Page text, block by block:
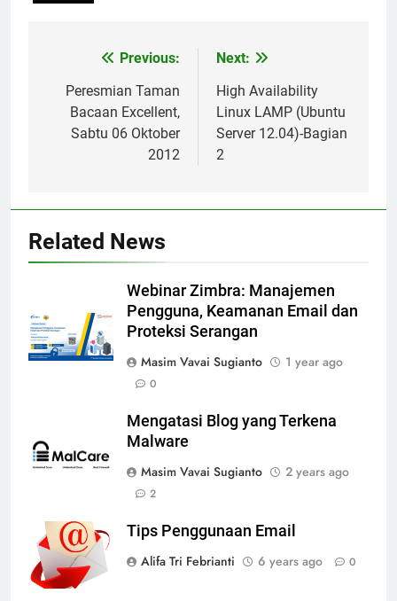
navigation
Previous:
Peresmian Taman
Bacaan Excellent,
Sabtu 06 Oktober
2012
Next:
High Availability
Linux LAMP (Ubuntu
Server 12.04)-Bagian
2
Related News
Webinar Zimbra: Manajemen
Pengguna, Keamanan Email dan
Proteksi Serangan
Masim Vavai Sugianto
1 year ago
0
Mengatasi Blog yang Terkena
Malware
Masim Vavai Sugianto
2 years ago
2
Tips Penggunaan Email
Alifa Tri Febrianti
6 years ago 0